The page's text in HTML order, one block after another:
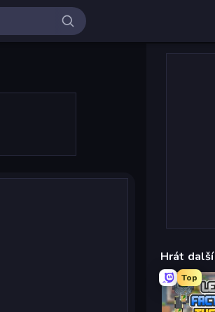
Hrát další
Top